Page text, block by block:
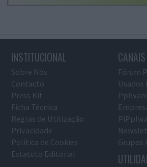
INSTITUCIONAL
Sobre Nós
Contacto
Press Kit
Ficha Técnica
Regras de Utilização
Privacidade
Política de Cookies
Estatuto Editorial
Fórum
Grupos